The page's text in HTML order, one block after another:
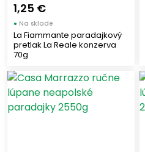
1,25 €
● Na sklade
La Fiammante paradajkový
pretlak La Reale konzerva
70g